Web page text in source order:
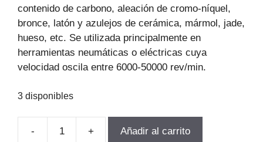
contenido de carbono, aleación de cromo-níquel,
bronce, latón y azulejos de cerámica, mármol, jade,
hueso, etc. Se utilizada principalmente en
herramientas neumáticas o eléctricas cuya
velocidad oscila entre 6000-50000 rev/min.
3 disponibles
-
LIMA
+ Añadir al carrito